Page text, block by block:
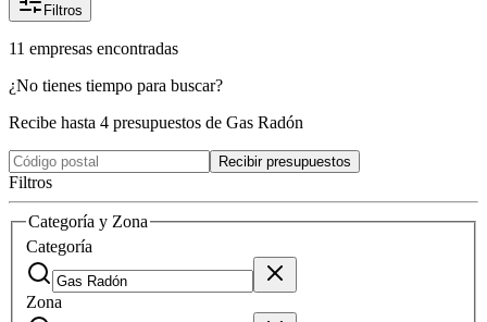
Filtros
11 empresas encontradas
¿No tienes tiempo para buscar?
Recibe hasta 4 presupuestos de Gas Radón
Recibir presupuestos
Filtros
Categoría y Zona
Categoría
Zona